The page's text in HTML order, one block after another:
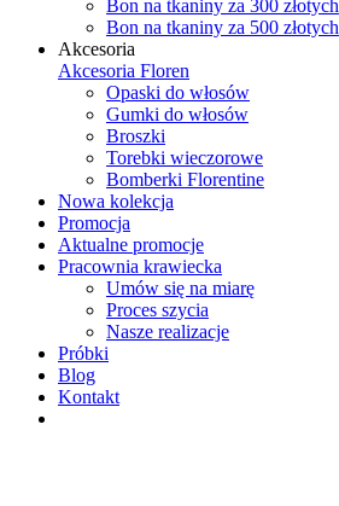
Bon na tkaniny za 300 złotych
Bon na tkaniny za 500 złotych
Akcesoria
Akcesoria Floren
Opaski do włosów
Gumki do włosów
Broszki
Torebki wieczorowe
Bomberki Florentine
Nowa kolekcja
Promocja
Aktualne promocje
Pracownia krawiecka
Umów się na miarę
Proces szycia
Nasze realizacje
Próbki
Blog
Kontakt